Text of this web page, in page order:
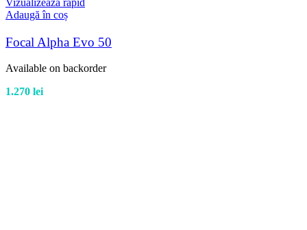
Adaugă în coș
Focal Alpha Evo 50
Available on backorder
1.270 lei